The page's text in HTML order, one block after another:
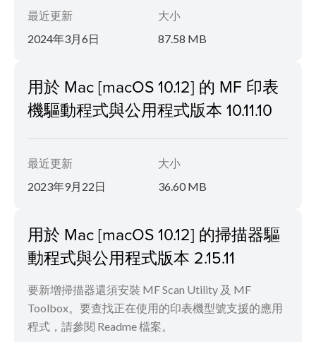
最近更新
2024年3月6日
大小
87.58 MB
用於 Mac [macOS 10.12] 的 MF 印表
機驅動程式與公用程式版本 10.11.10
最近更新
2023年9月22日
大小
36.60 MB
用於 Mac [macOS 10.12] 的掃描器驅
動程式與公用程式版本 2.15.11
要新增掃描器還須安裝 MF Scan Utility 及 MF
Toolbox。要查找正在使用的印表機型號支援的應用
程式，請參閱 Readme 檔案。